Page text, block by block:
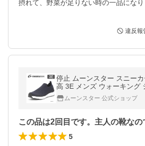
摂れて、野菜が足りない時の一品になり
違反報
停止 ムーンスター スニー
高 3E メンズ ウォーキング
靴 普段履き moonstar
M22 ネイビー [セール]
ムーンスター 公式ショップ
5